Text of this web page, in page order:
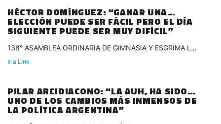
HÉCTOR DOMÍNGUEZ: “GANAR UNA
ELECCIÓN PUEDE SER FÁCIL PERO EL DÍA
SIGUIENTE PUEDE SER MUY DIFÍCIL”
138° ASAMBLEA ORDINARIA DE GIMNASIA Y ESGRIMA LA
PLATA
Ir a Link
PILAR ARCIDIACONO: “LA AUH, HA SIDO
UNO DE LOS CAMBIOS MÁS INMENSOS DE
LA POLÍTICA ARGENTINA”